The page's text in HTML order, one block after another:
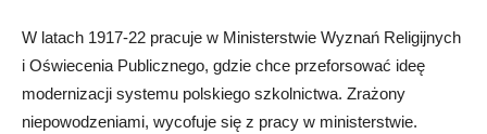
W latach 1917-22 pracuje w Ministerstwie Wyznań Religijnych
i Oświecenia Publicznego, gdzie chce przeforsować ideę
modernizacji systemu polskiego szkolnictwa. Zrażony
niepowodzeniami, wycofuje się z pracy w ministerstwie.